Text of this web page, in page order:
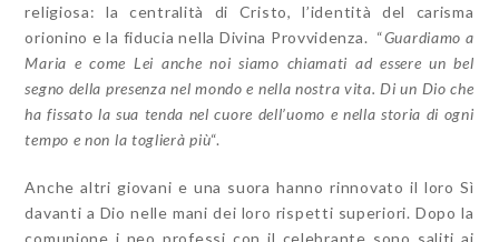
religiosa: la centralità di Cristo, l’identità del carisma
orionino e la fiducia nella Divina Provvidenza. “Guardiamo a
Maria e come Lei anche noi siamo chiamati ad essere un bel
segno della presenza nel mondo e nella nostra vita. Di un Dio che
ha fissato la sua tenda nel cuore dell’uomo e nella storia di ogni
tempo e non la toglierà più“.
Anche altri giovani e una suora hanno rinnovato il loro Sì
davanti a Dio nelle mani dei loro rispetti superiori. Dopo la
comunione i neo professi con il celebrante sono saliti ai